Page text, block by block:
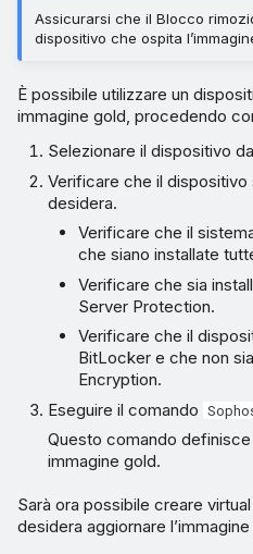
Assicurarsi che il Blocco
dispositivo che ospita
È possibile utilizzare un
immagine gold, procedendo
Selezionare il dispositivo
Verificare che il
desidera.
Verificare che il
che siano installate
Verificare che sia
Server Protection.
Verificare che il
BitLocker e che non
Encryption.
Eseguire il comando
Questo comando
immagine gold.
Sarà ora possibile creare
desidera aggiornare